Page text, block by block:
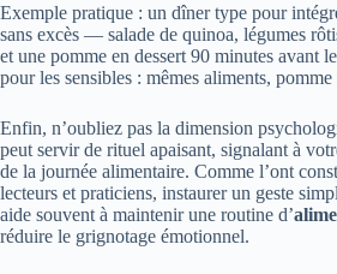
Exemple pratique : un dîner type pour
sans excès — salade de quinoa, légumes
et une pomme en dessert 90 minutes avant
pour les sensibles : mêmes aliments,
Enfin, n’oubliez pas la dimension
peut servir de rituel apaisant, signalant à
de la journée alimentaire. Comme l’ont
lecteurs et praticiens, instaurer un geste
aide souvent à maintenir une routine d’
réduire le grignotage émotionnel.